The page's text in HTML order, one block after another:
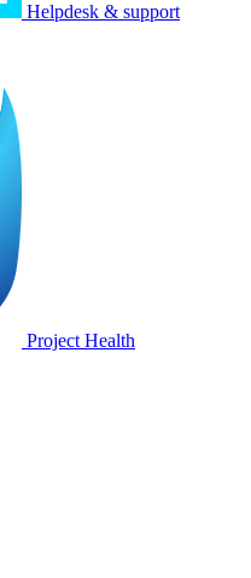
Helpdesk & support
Project Health